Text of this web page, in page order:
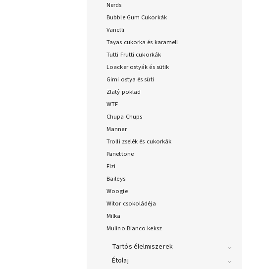
Nerds
Bubble Gum Cukorkák
Vanelli
Tayas cukorka és karamell
Tutti Frutti cukorkák
Loacker ostyák és sütik
Gimi ostya és süti
Zlatý poklad
WTF
Chupa Chups
Manner
Trolli zselék és cukorkák
Panettone
Fizi
Baileys
Woogie
Witor csokoládéja
Milka
Mulino Bianco keksz
Tartós élelmiszerek
Étolaj